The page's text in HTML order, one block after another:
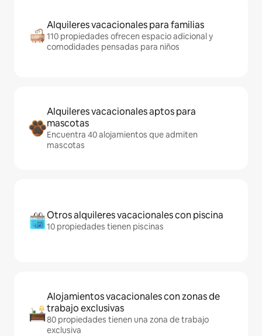
Alquileres vacacionales para familias
110 propiedades ofrecen espacio adicional y
comodidades pensadas para niños
Alquileres vacacionales aptos para
mascotas
Encuentra 40 alojamientos que admiten
mascotas
Otros alquileres vacacionales con piscina
10 propiedades tienen piscinas
Alojamientos vacacionales con zonas de
trabajo exclusivas
80 propiedades tienen una zona de trabajo
exclusiva